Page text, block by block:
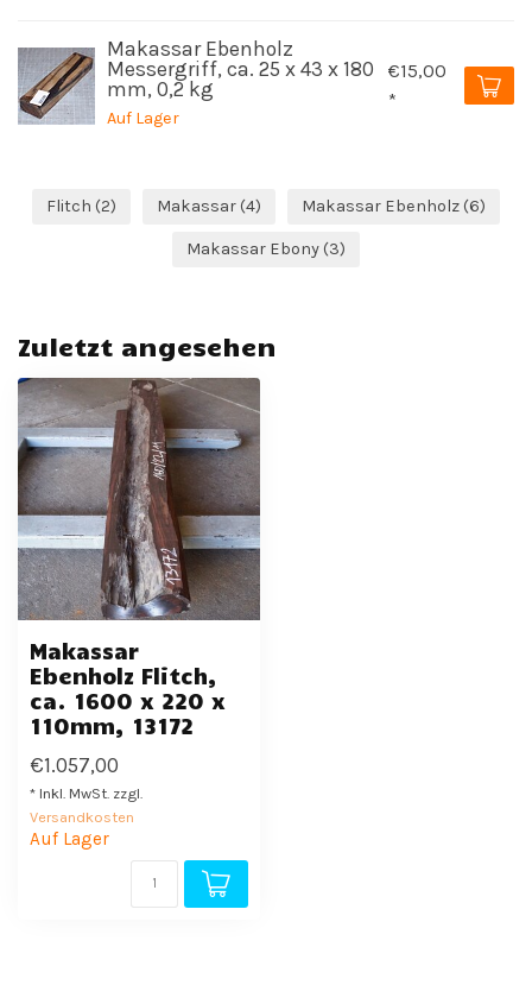
Makassar Ebenholz
Messergriff, ca. 25 x 43 x 180
mm, 0,2 kg
Auf Lager
€15,00
*
Flitch (2) Makassar (4) Makassar Ebenholz (6)
Makassar Ebony (3)
Zuletzt angesehen
Makassar
Ebenholz Flitch,
ca. 1600 x 220 x
110mm, 13172
€1.057,00
* Inkl. MwSt. zzgl.
Versandkosten
Auf Lager